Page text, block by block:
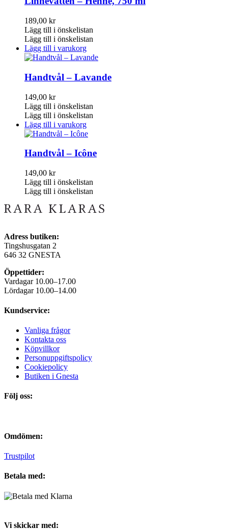
189,00 kr
Lägg till i önskelistan
Lägg till i önskelistan
Lägg till i varukorg
Handtvål – Lavande
149,00 kr
Lägg till i önskelistan
Lägg till i önskelistan
Lägg till i varukorg
Handtvål – Icône
149,00 kr
Lägg till i önskelistan
Lägg till i önskelistan
Adress butiken:
Tingshusgatan 2
646 32 GNESTA
Öppettider:
Vardagar 10.00–17.00
Lördagar 10.00–14.00
Kundservice:
Vanliga frågor
Kontakta oss
Köpvillkor
Personuppgiftspolicy
Cookiepolicy
Butiken i Gnesta
Följ oss:
Omdömen:
Trustpilot
Betala med:
Vi skickar med: